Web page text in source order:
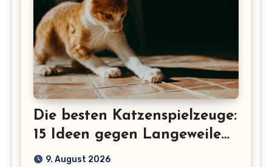
Die besten Katzenspielzeuge:
15 Ideen gegen Langeweile
bei Wohnungskatzen
9. August 2026